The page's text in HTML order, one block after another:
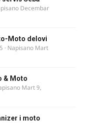
Decembar
Moto delovi
· Napisano Mart
& Moto
Mart 9,
i moto